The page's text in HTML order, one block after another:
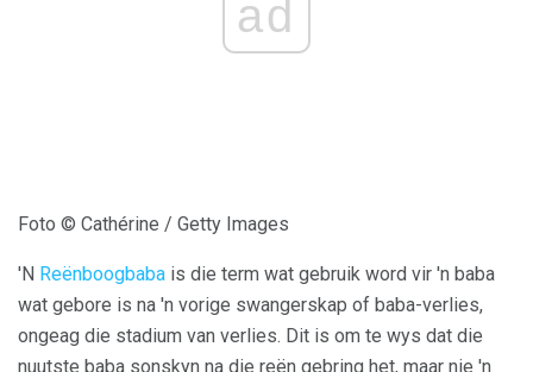
ad
Foto © Cathérine / Getty Images
'N Reënboogbaba is die term wat gebruik word vir 'n baba
wat gebore is na 'n vorige swangerskap of baba-verlies,
ongeag die stadium van verlies. Dit is om te wys dat die
nuutste baba sonskyn na die reën gebring het, maar nie 'n